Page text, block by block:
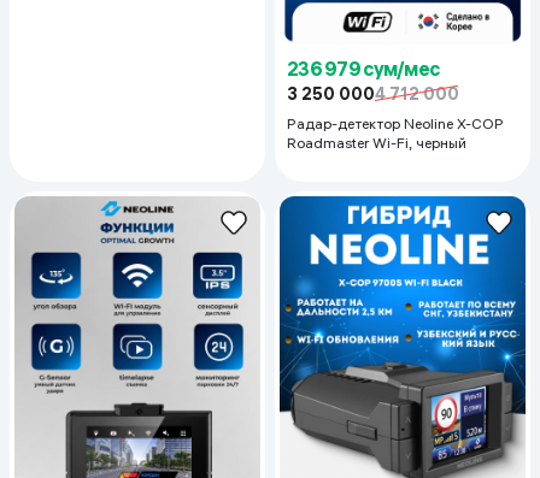
236 979 сум/мес
3 250 0004 712 000
Радар-детектор Neoline X-COP
Roadmaster Wi-Fi, черный